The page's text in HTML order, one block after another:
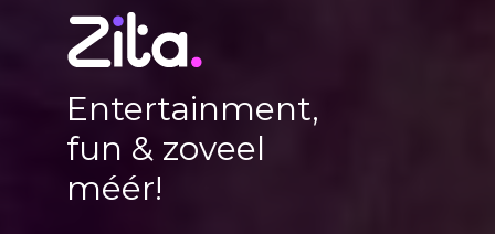
Entertainment,
fun & zoveel
méér!